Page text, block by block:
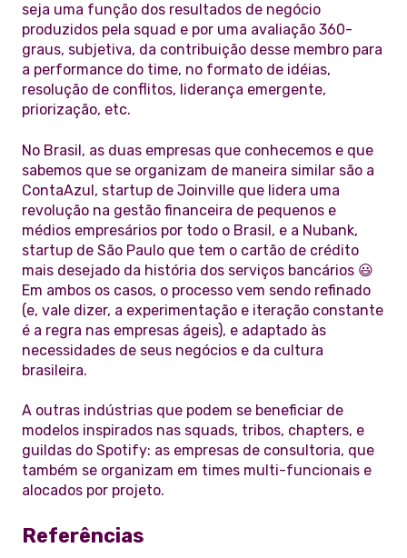
seja uma função dos resultados de negócio
produzidos pela squad e por uma avaliação 360-
graus, subjetiva, da contribuição desse membro para
a performance do time, no formato de idéias,
resolução de conflitos, liderança emergente,
priorização, etc.
No Brasil, as duas empresas que conhecemos e que
sabemos que se organizam de maneira similar são a
ContaAzul, startup de Joinville que lidera uma
revolução na gestão financeira de pequenos e
médios empresários por todo o Brasil, e a Nubank,
startup de São Paulo que tem o cartão de crédito
mais desejado da história dos serviços bancários 😃
Em ambos os casos, o processo vem sendo refinado
(e, vale dizer, a experimentação e iteração constante
é a regra nas empresas ágeis), e adaptado às
necessidades de seus negócios e da cultura
brasileira.
A outras indústrias que podem se beneficiar de
modelos inspirados nas squads, tribos, chapters, e
guildas do Spotify: as empresas de consultoria, que
também se organizam em times multi-funcionais e
alocados por projeto.
Referências